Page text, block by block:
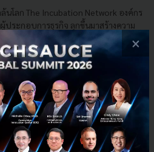
โลก The Incubation Network องค์กร
ระกอบการธุรกิจ ลุกขึ้นมาสร้างความ
ร้างมูลค่าเพิ่มให้ก...
Team
Affairs Canada ECCA Family Foundation
×